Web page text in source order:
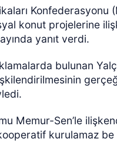
Konfederasyonu
konut projelerine
yanıt verdi.
bulunan
Memur-Sen’le
kurulamaz